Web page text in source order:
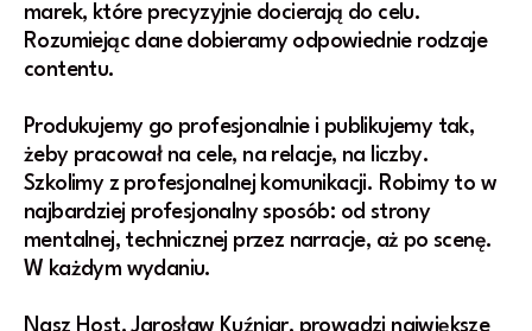
marek, które precyzyjnie docierają do celu.
Rozumiejąc dane dobieramy odpowiednie rodzaje
contentu.
Produkujemy go profesjonalnie i publikujemy tak,
żeby pracował na cele, na relacje, na liczby.
Szkolimy z profesjonalnej komunikacji. Robimy to w
najbardziej profesjonalny sposób: od strony
mentalnej, technicznej przez narracje, aż po scenę.
W każdym wydaniu.
Nasz Host, Jarosław Kuźniar, prowadzi największe